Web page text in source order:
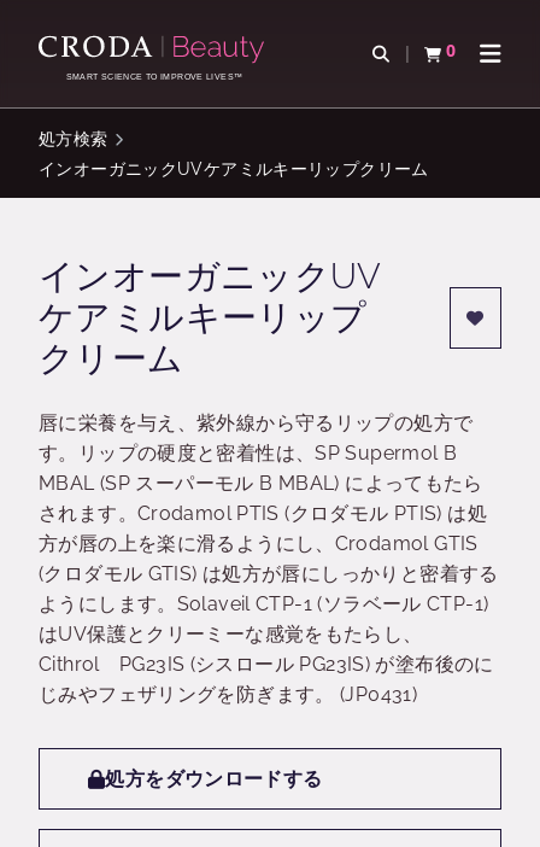
ン
ス
ー
キ
SMART SCIENCE TO IMPROVE LIVES™
検索を開く
0
カートを確認す
ナビ
処方検索
インオーガニックUVケアミルキーリップクリーム
インオーガニックUV
ケアミルキーリップ
クリーム
唇に栄養を与え、紫外線から守るリップの処方で
す。リップの硬度と密着性は、SP Supermol B
MBAL (SP スーパーモル B MBAL) によってもたら
されます。Crodamol PTIS (クロダモル PTIS) は処
方が唇の上を楽に滑るようにし、Crodamol GTIS
(クロダモル GTIS) は処方が唇にしっかりと密着する
ようにします。Solaveil CTP-1 (ソラベール CTP-1)
はUV保護とクリーミーな感覚をもたらし、
Cithrol PG23IS (シスロール PG23IS) が塗布後のに
じみやフェザリングを防ぎます。 (JP0431)
処方をダウンロードする